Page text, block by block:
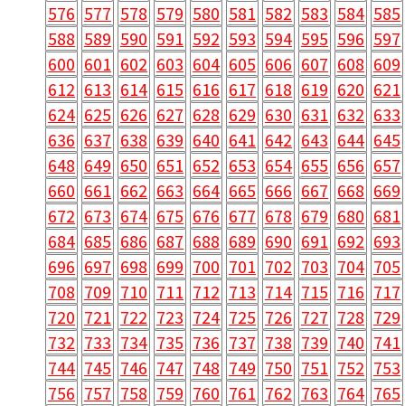
576 577 578 579 580 581 582 583 584 585
588 589 590 591 592 593 594 595 596 597
600 601 602 603 604 605 606 607 608 609
612 613 614 615 616 617 618 619 620 621
624 625 626 627 628 629 630 631 632 633
636 637 638 639 640 641 642 643 644 645
648 649 650 651 652 653 654 655 656 657
660 661 662 663 664 665 666 667 668 669
672 673 674 675 676 677 678 679 680 681
684 685 686 687 688 689 690 691 692 693
696 697 698 699 700 701 702 703 704 705
708 709 710 711 712 713 714 715 716 717
720 721 722 723 724 725 726 727 728 729
732 733 734 735 736 737 738 739 740 741
744 745 746 747 748 749 750 751 752 753
756 757 758 759 760 761 762 763 764 765